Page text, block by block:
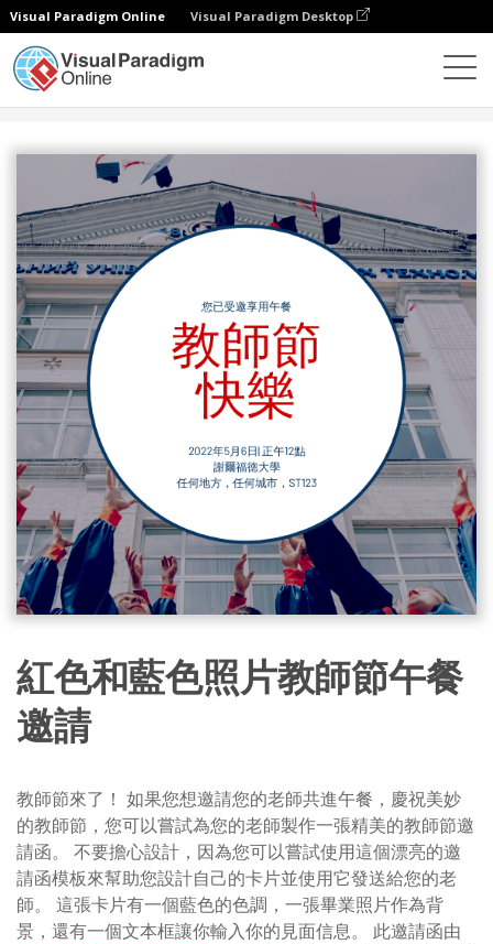
Visual Paradigm Online Visual Paradigm Desktop
紅色和藍色照片教師節午餐
邀請
教師節來了！ 如果您想邀請您的老師共進午餐，慶祝美妙
的教師節，您可以嘗試為您的老師製作一張精美的教師節邀
請函。 不要擔心設計，因為您可以嘗試使用這個漂亮的邀
請函模板來幫助您設計自己的卡片並使用它發送給您的老
師。 這張卡片有一個藍色的色調，一張畢業照片作為背
景，還有一個文本框讓你輸入你的見面信息。 此邀請函由